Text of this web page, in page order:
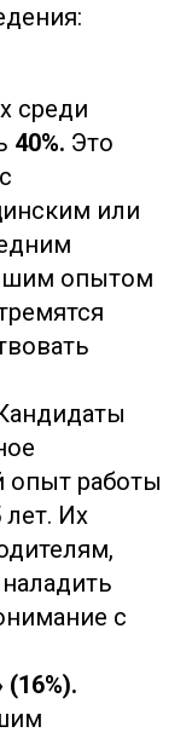
среди
40%. Это
или
опытом
опыт работы
лет. Их
с
(16%).